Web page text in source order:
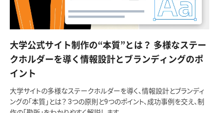
大学公式サイト制作の“本質”とは？ 多様なステー
クホルダーを導く情報設計とブランディングのポ
イント
大学サイトの多様なステークホルダーを導く、情報設計とブランディ
ングの「本質」とは？ 3つの原則と9つのポイント、成功事例を交え、制